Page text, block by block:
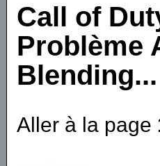
Call of
Problème
Blending...
Aller à la page